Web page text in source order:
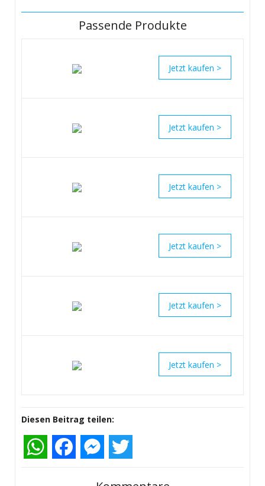
Passende Produkte
>
>
>
>
>
>
Diesen Beitrag teilen:
WhatsAppFacebookMessenger